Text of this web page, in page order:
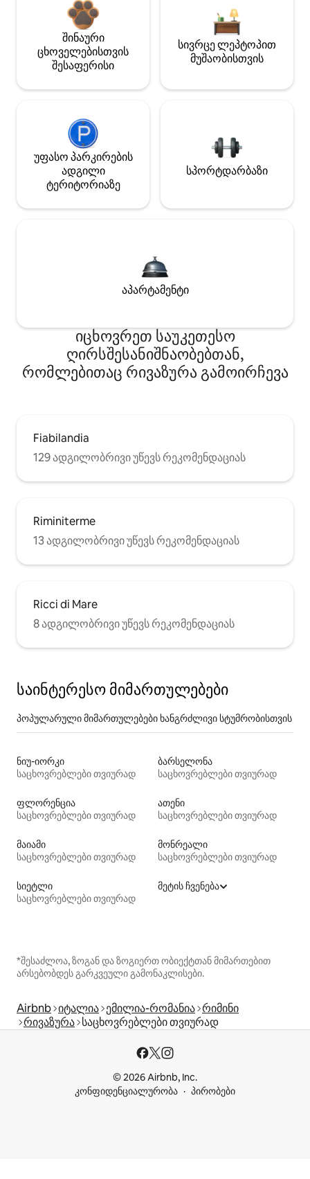
შინაური
ცხოველებისთვის
შესაფერისი
სივრცე ლეპტოპით
მუშაობისთვის
უფასო პარკირების
ადგილი
ტერიტორიაზე
სპორტდარბაზი
აპარტამენტი
იცხოვრეთ საუკეთესო
ღირსშესანიშნაობებთან,
რომლებითაც რივაზურა გამოირჩევა
Fiabilandia
129 ადგილობრივი უწევს რეკომენდაციას
Riminiterme
13 ადგილობრივი უწევს რეკომენდაციას
Ricci di Mare
8 ადგილობრივი უწევს რეკომენდაციას
საინტერესო მიმართულებები
პოპულარული მიმართულებები ხანგრძლივი სტუმრობისთვის
ნიუ-იორკი
საცხოვრებლები თვიურად
ბარსელონა
საცხოვრებლები თვიურად
ფლორენცია
საცხოვრებლები თვიურად
ათენი
საცხოვრებლები თვიურად
მაიამი
საცხოვრებლები თვიურად
მონრეალი
საცხოვრებლები თვიურად
სიეტლი
საცხოვრებლები თვიურად
მეტის ჩვენება
*შესაძლოა, ზოგან და ზოგიერთ ობიექტთან მიმართებით
არსებობდეს გარკვეული გამონაკლისები.
Airbnb იტალია ემილია-რომანია რიმინი
რივაზურა საცხოვრებლები თვიურად
© 2026 Airbnb, Inc.
კონფიდენციალურობა
პირობები